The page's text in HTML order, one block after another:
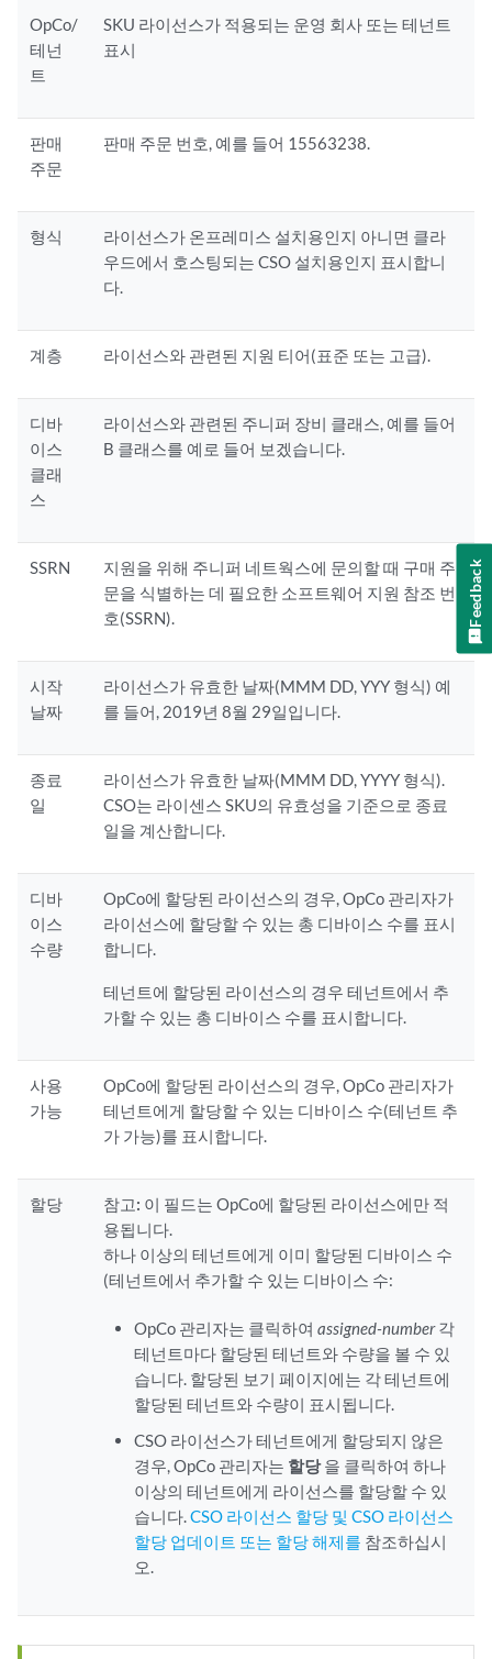
OpCo/
테넌
트
SKU 라이선스가 적용되는 운영 회사 또는 테넌트
표시
판매
주문
판매 주문 번호, 예를 들어 15563238.
형식
라이선스가 온프레미스 설치용인지 아니면 클라
우드에서 호스팅되는 CSO 설치용인지 표시합니
다.
계층 라이선스와 관련된 지원 티어(표준 또는 고급).
디바
이스
클래
스
라이선스와 관련된 주니퍼 장비 클래스, 예를 들어
B 클래스를 예로 들어 보겠습니다.
SSRN
지원을 위해 주니퍼 네트웍스에 문의할 때 구매 주
문을 식별하는 데 필요한 소프트웨어 지원 참조 번
호(SSRN).
시작
날짜
라이선스가 유효한 날짜(MMM DD, YYY 형식) 예
를 들어, 2019년 8월 29일입니다.
종료
일
라이선스가 유효한 날짜(MMM DD, YYYY 형식).
CSO는 라이센스 SKU의 유효성을 기준으로 종료
일을 계산합니다.
디바
이스
수량
OpCo에 할당된 라이선스의 경우, OpCo 관리자가
라이선스에 할당할 수 있는 총 디바이스 수를 표시
합니다.
테넌트에 할당된 라이선스의 경우 테넌트에서 추
가할 수 있는 총 디바이스 수를 표시합니다.
사용
가능
OpCo에 할당된 라이선스의 경우, OpCo 관리자가
테넌트에게 할당할 수 있는 디바이스 수(테넌트 추
가 가능)를 표시합니다.
할당 참고: 이 필드는 OpCo에 할당된 라이선스에만 적
용됩니다.
하나 이상의 테넌트에게 이미 할당된 디바이스 수
(테넌트에서 추가할 수 있는 디바이스 수:
OpCo 관리자는 클릭하여 assigned-number각
테넌트마다 할당된 테넌트와 수량을 볼 수 있
습니다. 할당된 보기 페이지에는 각 테넌트에
할당된 테넌트와 수량이 표시됩니다.
CSO 라이선스가 테넌트에게 할당되지 않은
경우, OpCo 관리자는 할당을 클릭하여 하나
이상의 테넌트에게 라이선스를 할당할 수 있
습니다.CSO 라이선스 할당 및 CSO 라이선스
할당 업데이트 또는 할당 해제를 참조하십시
오.
Feedback